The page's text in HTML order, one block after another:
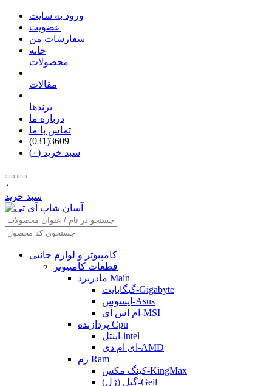
ورود به سایت
عضویت
سفارشات من
خانه
محصولات
مقالات
برندها
درباره ما
تماس با ما
(031)3609
سبد خرید (۰)
۰
سبد خرید
کامپیوتر و لوازم جانبی
قطعات کامپیوتر
مادربرد Main
گیگابایت-Gigabyte
ایسوس-Asus
ام اس آی-MSI
پردازنده Cpu
اینتل-intel
ای ام دی-AMD
رم Ram
کینگ مکس-KingMax
گیل (ژل)-Geil